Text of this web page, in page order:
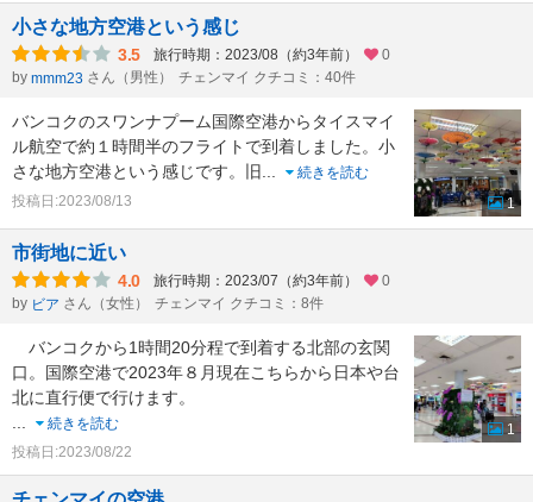
小さな地方空港という感じ
3.5 旅行時期：2023/08（約3年前）
0
by mmm23 さん（男性） チェンマイ クチコミ：40件
バンコクのスワンナプーム国際空港からタイスマイ
ル航空で約１時間半のフライトで到着しました。小
さな地方空港という感じです。旧
続きを読む
投稿日:2023/08/13
1
市街地に近い
4.0 旅行時期：2023/07（約3年前）
0
by ビア さん（女性） チェンマイ クチコミ：8件
バンコクから1時間20分程で到着する北部の玄関
口。国際空港で2023年８月現在こちらから日本や台
北に直行便で行けます。
続きを読む
投稿日:2023/08/22
1